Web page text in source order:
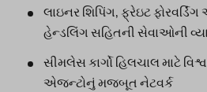
લાઇનર શિપિંગ, ફ્રેઇટ
હેન્ડલિંગ સહિતની સેવાઓની
સીમલેસ કાર્ગો હિલચાલ માટે
એજન્ટોનું મજબૂત નેટવર્ક